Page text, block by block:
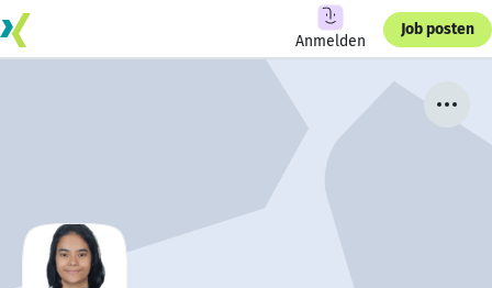
Anmelden
Job posten